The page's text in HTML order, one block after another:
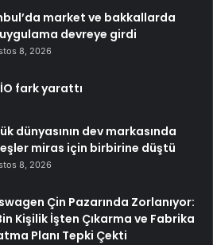
market ve bakkallarda
devreye girdi
8, 2026
fark yarattı
dünyasının dev markasında
miras için birbirine düştü
8, 2026
Çin Pazarında Zorlanıyor:
Kişilik İşten Çıkarma ve Fabrika
Planı Tepki Çekti